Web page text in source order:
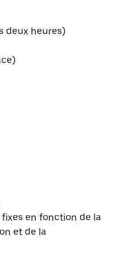
deux heures)
en fonction de la
et de la